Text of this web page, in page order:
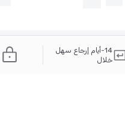
14-أيام إرجاع سهل
خلال